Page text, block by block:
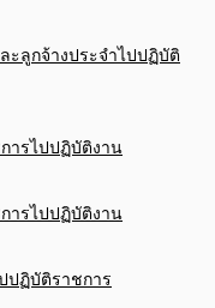
ะลูกจ้างประจำไปปฏิบัติ
ารไปปฏิบัติงาน
ารไปปฏิบัติงาน
ปฏิบัติราชการ